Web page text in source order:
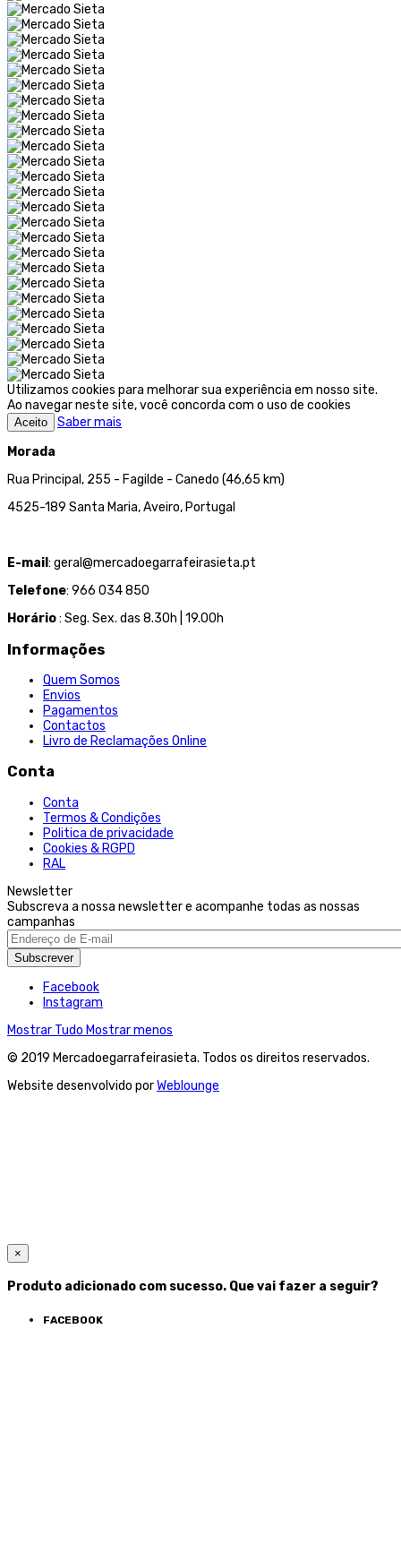
Utilizamos cookies para melhorar sua experiência em nosso site.
Ao navegar neste site, você concorda com o uso de cookies
Aceito
Saber mais
Morada
Rua Principal, 255 - Fagilde - Canedo (46,65 km)
4525-189 Santa Maria, Aveiro, Portugal
E-mail : geral@mercadoegarrafeirasieta.pt
Telefone: 966 034 850
Horário: Seg. Sex. das 8.30h | 19.00h
Informações
Quem Somos
Envios
Pagamentos
Contactos
Livro de Reclamações Online
Conta
Conta
Termos & Condições
Politica de privacidade
Cookies & RGPD
RAL
Newsletter
Subscreva a nossa newsletter e acompanhe todas as nossas
campanhas
Subscrever
Facebook
Instagram
Mostrar Tudo Mostrar menos
© 2019 Mercadoegarrafeirasieta. Todos os direitos reservados.
Website desenvolvido porWeblounge
×
Produto adicionado com sucesso. Que vai fazer a seguir?
FACEBOOK